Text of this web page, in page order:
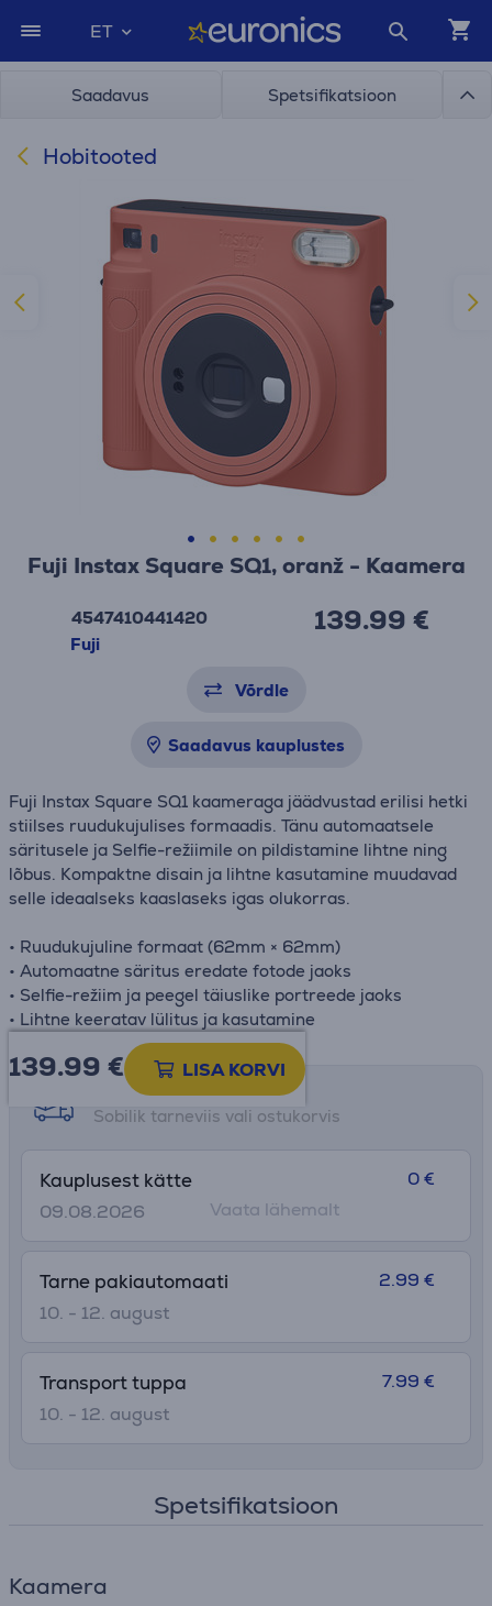
ET
Saadavus Spetsifikatsioon
Hobitooted
Fuji Instax Square SQ1, oranž - Kaamera
4547410441420
Fuji
139.99 €
Võrdle
Saadavus kauplustes
Fuji Instax Square SQ1 kaameraga jäädvustad erilisi hetki
stiilses ruudukujulises formaadis. Tänu automaatsele
säritusele ja Selfie-režiimile on pildistamine lihtne ning
lõbus. Kompaktne disain ja lihtne kasutamine muudavad
selle ideaalseks kaaslaseks igas olukorras.
• Ruudukujuline formaat (62mm × 62mm)
• Automaatne säritus eredate fotode jaoks
• Selfie-režiim ja peegel täiuslike portreede jaoks
• Lihtne keeratav lülitus ja kasutamine
139.99 € LISA KORVI
Tarne võimalused
Sobilik tarneviis vali ostukorvis
Kauplusest kätte
09.08.2026
0 €
Vaata lähemalt
Tarne pakiautomaati
10. - 12. august
2.99 €
Transport tuppa
10. - 12. august
7.99 €
Spetsifikatsioon
Kaamera